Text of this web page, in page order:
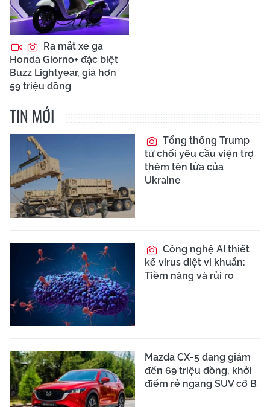
Ra mắt xe ga
Honda Giorno+ đặc biệt
Buzz Lightyear, giá hơn
59 triệu đồng
TIN MỚI
Tổng thống Trump
từ chối yêu cầu viện trợ
thêm tên lửa của
Ukraine
Công nghệ AI thiết
kế virus diệt vi khuẩn:
Tiềm năng và rủi ro
Mazda CX-5 đang giảm
đến 69 triệu đồng, khởi
điểm rẻ ngang SUV cỡ B